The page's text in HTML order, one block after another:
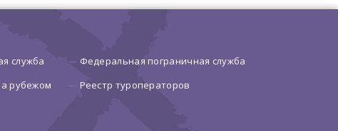
служба
Федеральная пограничная служба
рубежом
Реестр туроператоров